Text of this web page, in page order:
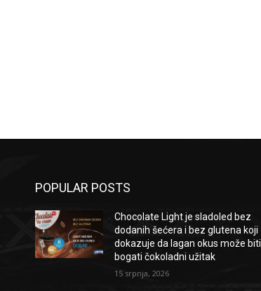
POPULAR POSTS
Chocolate Light je sladoled bez
dodanih šećera i bez glutena koji
dokazuje da lagan okus može biti
bogati čokoladni užitak
15 srpnja, 2026